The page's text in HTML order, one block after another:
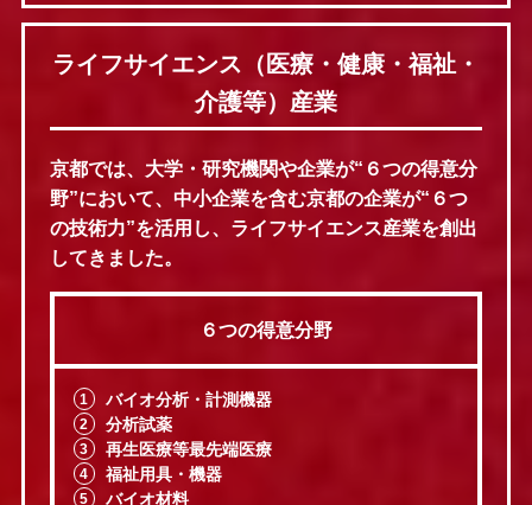
ライフサイエンス（医療・健康・福祉・
介護等）産業
京都では、大学・研究機関や企業が“６つの得意分
野”において、中小企業を含む京都の企業が“６つ
の技術力”を活用し、ライフサイエンス産業を創出
してきました。
６つの得意分野
バイオ分析・計測機器
分析試薬
再生医療等最先端医療
福祉用具・機器
バイオ材料